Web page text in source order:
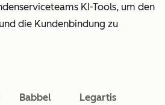
KI-Tools, um den
die Kundenbindung zu
Babbel Legartis